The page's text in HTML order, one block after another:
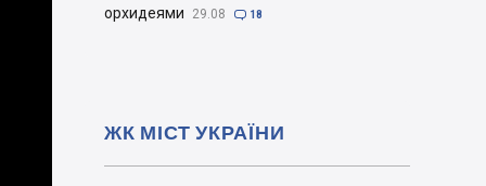
орхидеями
29.08  18
ЖК МІСТ УКРАЇНИ